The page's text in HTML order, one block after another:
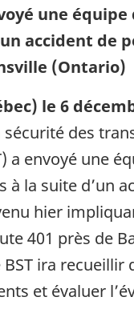
une
accident de
(Ontario)
le 6
sécurité des
a envoyé une
à la suite d’un
hier
401 près de
ira recueillir
et évaluer